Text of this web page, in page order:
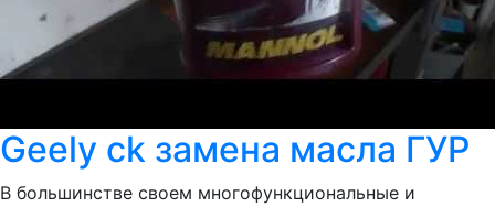
Geely ck замена масла ГУР
В большинстве своем многофункциональные и